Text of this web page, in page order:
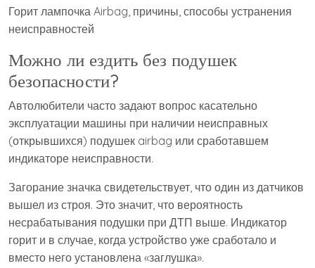
Горит лампочка Airbag, причины, способы устранения
неисправностей
Можно ли ездить без подушек
безопасности?
Автолюбители часто задают вопрос касательно
эксплуатации машины при наличии неисправных
(открывшихся) подушек airbag или сработавшем
индикаторе неисправности.
Загорание значка свидетельствует, что один из датчиков
вышел из строя. Это значит, что вероятность
несрабатывания подушки при ДТП выше. Индикатор
горит и в случае, когда устройство уже сработало и
вместо него установлена «заглушка».